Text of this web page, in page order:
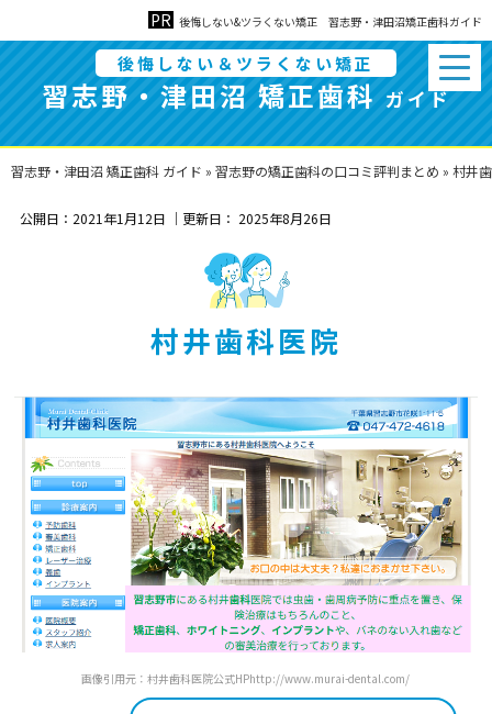
後悔しない&ツラくない矯正 習志野・津田沼矯正歯科ガイド
後悔しない＆ツラくない矯正
習志野・津田沼 矯正歯科ガイド
習志野・津田沼 矯正歯科 ガイド » 習志野の矯正歯科の口コミ評判まとめ » 村井
公開日： 2021年1月12日 ｜更新日： 2025年8月26日
村井歯科医院
画像引用元：村井歯科医院公式HPhttp://www.murai-dental.com/